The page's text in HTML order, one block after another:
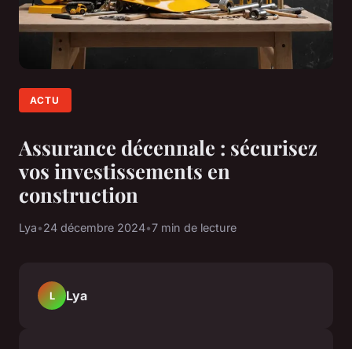
ACTU
Assurance décennale : sécurisez
vos investissements en
construction
Lya•24 décembre 2024•7 min de lecture
L Lya